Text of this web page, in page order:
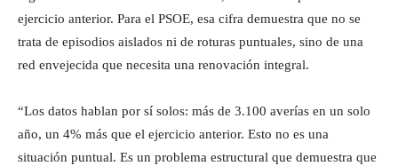
ejercicio anterior. Para el PSOE, esa cifra demuestra que no se
trata de episodios aislados ni de roturas puntuales, sino de una
red envejecida que necesita una renovación integral.
“Los datos hablan por sí solos: más de 3.100 averías en un solo
año, un 4% más que el ejercicio anterior. Esto no es una
situación puntual. Es un problema estructural que demuestra que